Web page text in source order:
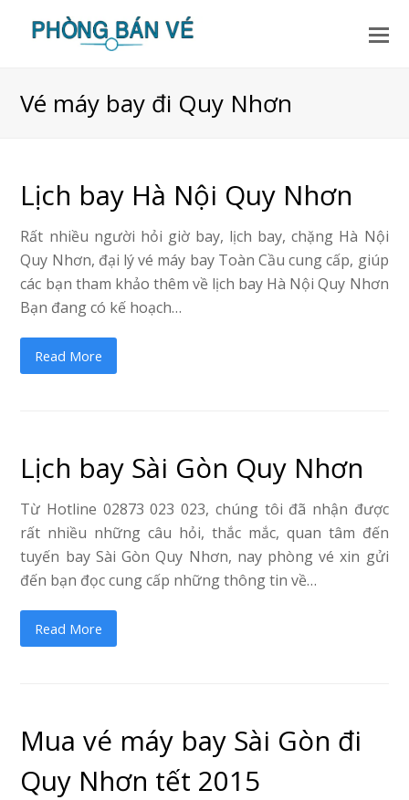
Vé máy bay đi Quy Nhơn
Lịch bay Hà Nội Quy Nhơn
Rất nhiều người hỏi giờ bay, lịch bay, chặng Hà Nội
Quy Nhơn, đại lý vé máy bay Toàn Cầu cung cấp, giúp
các bạn tham khảo thêm về lịch bay Hà Nội Quy Nhơn
Bạn đang có kế hoạch…
Read More
Lịch bay Sài Gòn Quy Nhơn
Từ Hotline 02873 023 023, chúng tôi đã nhận được
rất nhiều những câu hỏi, thắc mắc, quan tâm đến
tuyến bay Sài Gòn Quy Nhơn, nay phòng vé xin gửi
đến bạn đọc cung cấp những thông tin về…
Read More
Mua vé máy bay Sài Gòn đi
Quy Nhơn tết 2015